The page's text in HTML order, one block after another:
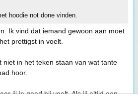
hoodie not done vinden.
Ik vind dat iemand gewoon aan moet
prettigst in voelt.
niet in het teken staan van wat tante
hoor.
jij je goed bij voelt. Als jij altijd een